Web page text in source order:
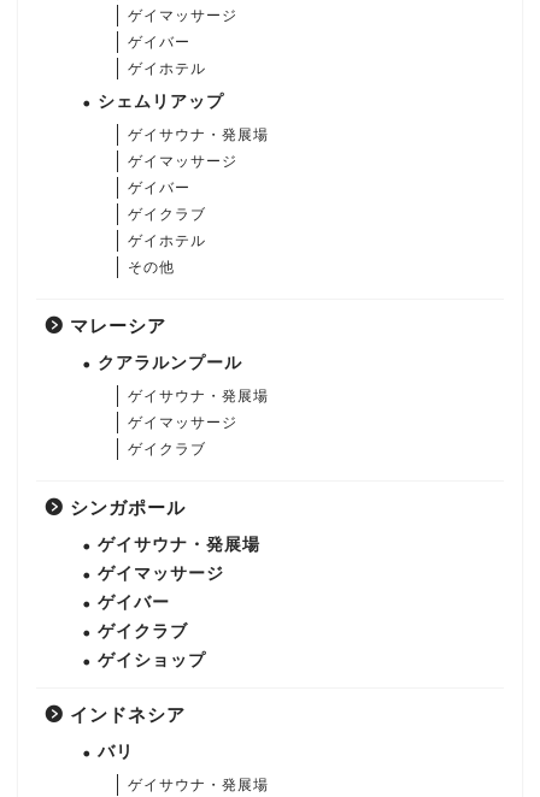
ゲイマッサージ
ゲイバー
ゲイホテル
シェムリアップ
ゲイサウナ・発展場
ゲイマッサージ
ゲイバー
ゲイクラブ
ゲイホテル
その他
マレーシア
クアラルンプール
ゲイサウナ・発展場
ゲイマッサージ
ゲイクラブ
シンガポール
ゲイサウナ・発展場
ゲイマッサージ
ゲイバー
ゲイクラブ
ゲイショップ
インドネシア
バリ
ゲイサウナ・発展場